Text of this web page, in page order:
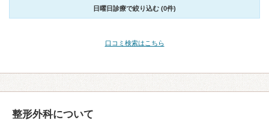
日曜日診療で絞り込む (0件)
口コミ検索はこちら
整形外科について